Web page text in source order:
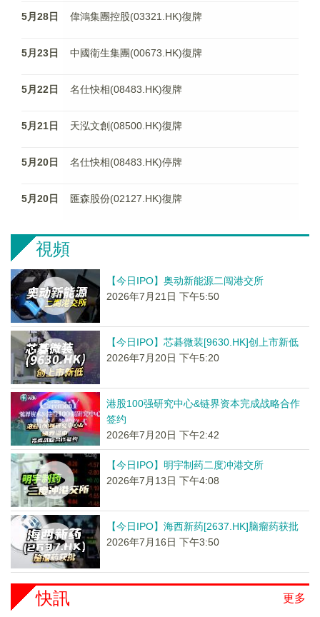
5月28日 偉鴻集團控股(03321.HK)復牌
5月23日 中國衛生集團(00673.HK)復牌
5月22日 名仕快相(08483.HK)復牌
5月21日 天泓文創(08500.HK)復牌
5月20日 名仕快相(08483.HK)停牌
5月20日 匯森股份(02127.HK)復牌
視頻
【今日IPO】奥动新能源二闯港交所
2026年7月21日 下午5:50
【今日IPO】芯碁微装[9630.HK]创上市新低
2026年7月20日 下午5:20
港股100强研究中心&链界资本完成战略合作
签约
2026年7月20日 下午2:42
【今日IPO】明宇制药二度冲港交所
2026年7月13日 下午4:08
【今日IPO】海西新药[2637.HK]脑瘤药获批
2026年7月16日 下午3:50
更多
快訊